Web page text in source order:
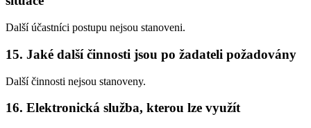
Další účastníci postupu nejsou stanoveni.
15. Jaké další činnosti jsou po žadateli požadovány
Další činnosti nejsou stanoveny.
16. Elektronická služba, kterou lze využít